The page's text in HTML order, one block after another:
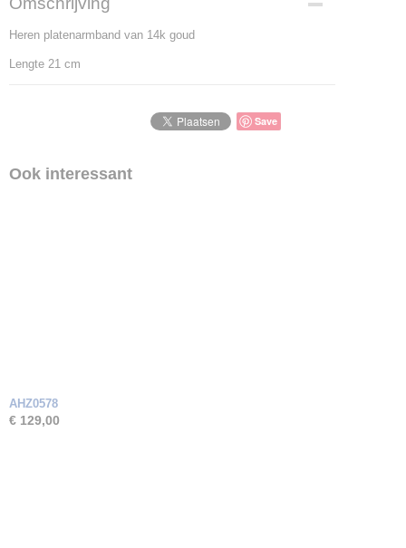
Heren platenarmband van 14k goud
Lengte 21 cm
Save
Ook interessant
AHZ0578
€ 129,00